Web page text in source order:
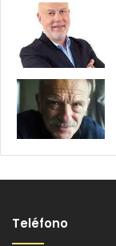
Teléfono